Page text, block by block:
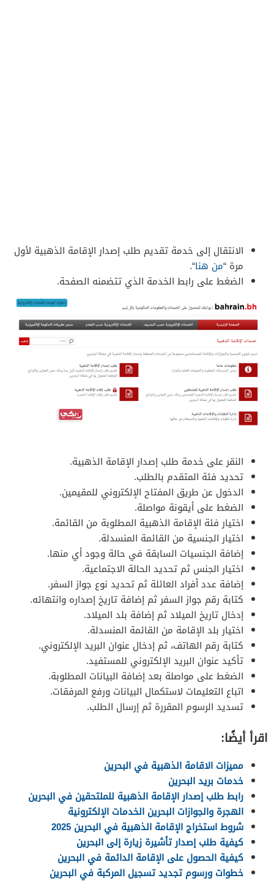
الانتقال إلى خدمة تقديم طلب إصدار الإقامة الذهبية لأول
مرة “من هنا“.
الضغط على رابط الخدمة الذي تتضمنه الصفحة.
النقر على خدمة طلب إصدار الإقامة الذهبية.
تحديد فئة المتقدم بالطلب.
الدخول عن طريق المفتاح الإلكتروني للمقيمين.
الضغط على أيقونة مواصلة.
اختيار فئة الإقامة الذهبية المطلوبة من القائمة.
اختيار الجنسية من القائمة المنسدلة.
إضافة الجنسيات السابقة في حالة وجود أي منها.
اختيار الجنس ثم تحديد الحالة الاجتماعية.
إضافة عدد أفراد العائلة ثم تحديد نوع جواز السفر.
كتابة رقم جواز السفر ثم إضافة تاريخ إصداره وانتهائه.
إدخال تاريخ الميلاد ثم إضافة بلد الميلاد.
اختيار بلد الإقامة من القائمة المنسدلة.
كتابة رقم الهاتف، ثم إدخال عنوان البريد الإلكتروني.
تأكيد عنوان البريد الإلكتروني للمستفيد.
الضغط على مواصلة بعد إضافة البيانات المطلوبة.
اتباع التعليمات لاستكمال البيانات ورفع المرفقات.
تسديد الرسوم المقررة ثم إرسال الطلب.
اقرأ أيضًا:
مميزات الاقامة الذهبية في البحرين
خدمات بريد البحرين
رابط طلب إصدار الإقامة الذهبية للملتحقين في البحرين
الهجرة والجوازات البحرين الخدمات الإلكترونية
شروط استخراج الإقامة الذهبية في البحرين 2025
كيفية طلب إصدار تأشيرة زيارة إلى البحرين
كيفية الحصول على الإقامة الدائمة في البحرين
خطوات ورسوم تجديد تسجيل المركبة في البحرين